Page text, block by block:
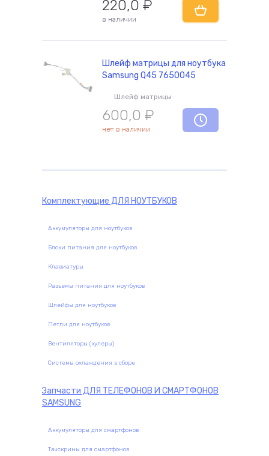
комплектующие
220,0 ₽
в наличии
Шлейф матрицы для ноутбука
Samsung Q45 7650045
Шлейф матрицы
600,0 ₽
нет в наличии
Комплектующие ДЛЯ НОУТБУКОВ
Аккумуляторы для ноутбуков
Блоки питания для ноутбуков
Клавиатуры
Разъемы питания для ноутбуков
Шлейфы для ноутбуков
Петли для ноутбуков
Вентиляторы (кулеры)
Системы охлаждения в сборе
Запчасти ДЛЯ ТЕЛЕФОНОВ И СМАРТФОНОВ
SAMSUNG
Аккумуляторы для смартфонов
Тачскрины для смартфонов